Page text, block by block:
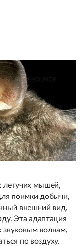
летучих мышей,
поимки добычи,
внешний вид,
Эта адаптация
звуковым волнам,
по воздуху.